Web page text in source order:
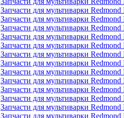
Запчасти для мультиварки
Запчасти для мультиварки
Запчасти для мультиварки
Запчасти для мультиварки
Запчасти для мультиварки
Запчасти для мультиварки
Запчасти для мультиварки
Запчасти для мультиварки
Запчасти для мультиварки
Запчасти для мультиварки
Запчасти для мультиварки
Запчасти для мультиварки
Запчасти для мультиварки